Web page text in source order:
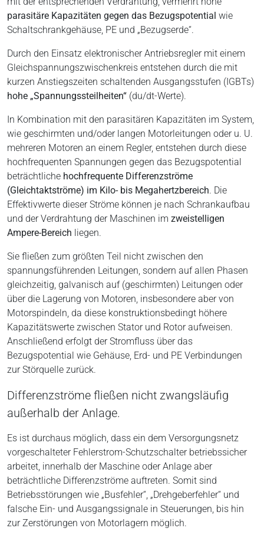
parasitäre Kapazitäten gegen das Bezugspotential wie
Schaltschrankgehäuse, PE und „Bezugserde“.
Durch den Einsatz elektronischer Antriebsregler mit einem
Gleichspannungszwischenkreis entstehen durch die mit
kurzen Anstiegszeiten schaltenden Ausgangsstufen (IGBTs)
hohe „Spannungssteilheiten“ (du/dt-Werte).
In Kombination mit den parasitären Kapazitäten im System,
wie geschirmten und/oder langen Motorleitungen oder u. U.
mehreren Motoren an einem Regler, entstehen durch diese
hochfrequenten Spannungen gegen das Bezugspotential
beträchtliche hochfrequente Differenzströme
(Gleichtaktströme) im Kilo- bis Megahertzbereich. Die
Effektivwerte dieser Ströme können je nach Schrankaufbau
und der Verdrahtung der Maschinen im zweistelligen
Ampere-Bereich liegen.
Sie fließen zum größten Teil nicht zwischen den
spannungsführenden Leitungen, sondern auf allen Phasen
gleichzeitig, galvanisch auf (geschirmten) Leitungen oder
über die Lagerung von Motoren, insbesondere aber von
Motorspindeln, da diese konstruktionsbedingt höhere
Kapazitätswerte zwischen Stator und Rotor aufweisen.
Anschließend erfolgt der Stromfluss über das
Bezugspotential wie Gehäuse, Erd- und PE Verbindungen
zur Störquelle zurück.
Differenzströme fließen nicht zwangsläufig
außerhalb der Anlage.
Es ist durchaus möglich, dass ein dem Versorgungsnetz
vorgeschalteter Fehlerstrom-Schutzschalter betriebssicher
arbeitet, innerhalb der Maschine oder Anlage aber
beträchtliche Differenzströme auftreten. Somit sind
Betriebsstörungen wie „Busfehler“, „Drehgeberfehler“ und
falsche Ein- und Ausgangssignale in Steuerungen, bis hin
zur Zerstörungen von Motorlagern möglich.